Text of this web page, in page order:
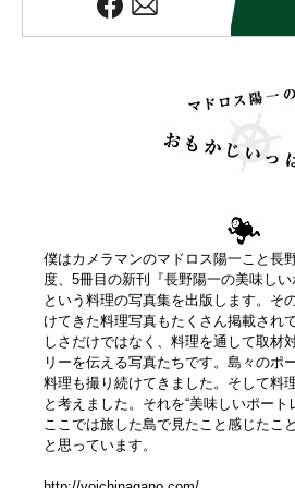
僕はカメラマンのマドロス陽一こと長
度、5冊目の新刊『長野陽一の美味し
という料理の写真集を出版します。そ
けてきた料理写真もたくさん掲載され
しさだけではなく、料理を通して取材
リーを伝える写真たちです。島々のポ
料理も撮り続けてきました。そして料
と考えました。それを“美味しいポート
ここでは旅した島で見たこと感じたこ
と思っています。